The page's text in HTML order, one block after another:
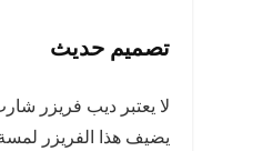
تصميم حديث
يضيف هذا الفريزر